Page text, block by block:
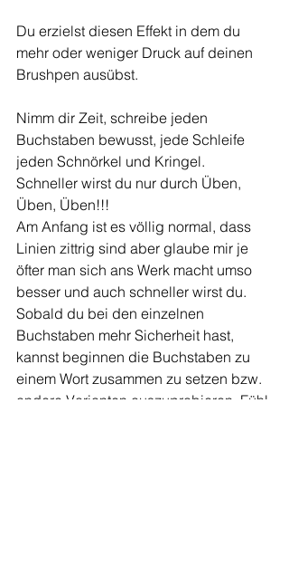
Du erzielst diesen Effekt in dem du
mehr oder weniger Druck auf deinen
Brushpen ausübst.
Nimm dir Zeit, schreibe jeden
Buchstaben bewusst, jede Schleife
jeden Schnörkel und Kringel.
Schneller wirst du nur durch Üben,
Üben, Üben!!!
Am Anfang ist es völlig normal, dass
Linien zittrig sind aber glaube mir je
öfter man sich ans Werk macht umso
besser und auch schneller wirst du.
Sobald du bei den einzelnen
Buchstaben mehr Sicherheit hast,
kannst beginnen die Buchstaben zu
einem Wort zusammen zu setzen bzw.
andere Varianten auszuprobieren. Fühl